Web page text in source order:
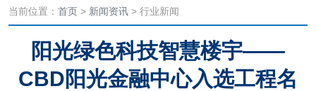
当前位置： 首页 > 新闻资讯 > 行业新闻
阳光绿色科技智慧楼宇——
CBD阳光金融中心入选工程名